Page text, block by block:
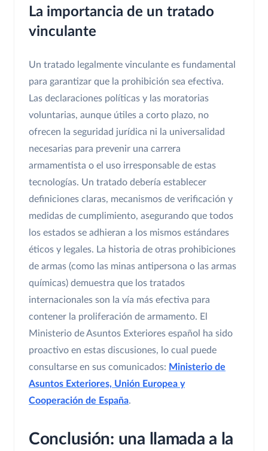
La importancia de un tratado
vinculante
Un tratado legalmente vinculante es fundamental
para garantizar que la prohibición sea efectiva.
Las declaraciones políticas y las moratorias
voluntarias, aunque útiles a corto plazo, no
ofrecen la seguridad jurídica ni la universalidad
necesarias para prevenir una carrera
armamentista o el uso irresponsable de estas
tecnologías. Un tratado debería establecer
definiciones claras, mecanismos de verificación y
medidas de cumplimiento, asegurando que todos
los estados se adhieran a los mismos estándares
éticos y legales. La historia de otras prohibiciones
de armas (como las minas antipersona o las armas
químicas) demuestra que los tratados
internacionales son la vía más efectiva para
contener la proliferación de armamento. El
Ministerio de Asuntos Exteriores español ha sido
proactivo en estas discusiones, lo cual puede
consultarse en sus comunicados: Ministerio de
Asuntos Exteriores, Unión Europea y
Cooperación de España.
Conclusión: una llamada a la